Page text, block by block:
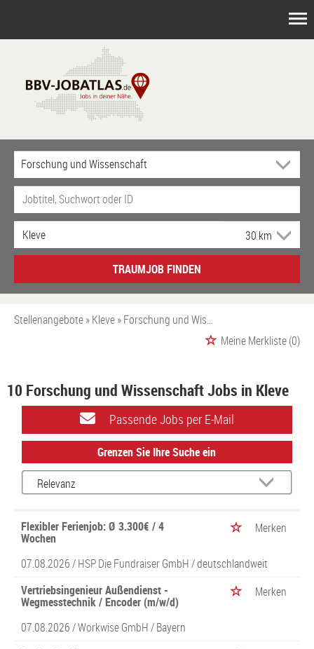
TRAUMJOB FINDEN
Stellenangebote Kleve Forschung und Wissenschaft
Meine Merkliste(0)
10 Forschung und Wissenschaft Jobs in Kleve
Passende Jobs per E-Mail
Grenzen Sie Ihre Suche ein
Flexibler Ferienjob: Ø 3.300€ / 4
Wochen
Merken
07.08.2026 /HSP Die Fundraiser GmbH/ deutschlandweit
Vertriebsingenieur Außendienst -
Wegmesstechnik / Encoder (m/w/d)
Merken
07.08.2026 /Workwise GmbH/ Bayern